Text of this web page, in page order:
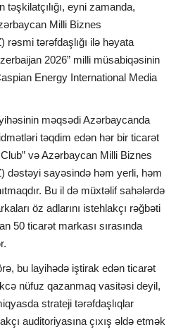
eyni zamanda,
Milli Biznes
rəsmi tərəfdaşlığı ilə həyata
2026” milli müsabiqəsinin
Energy International Media
məqsədi Azərbaycanda
təqdim edən hər bir ticarət
və Azərbaycan Milli Biznes
dəstəyi sayəsində həm yerli, həm
Bu il də müxtəlif sahələrdə
öz adlarını istehlakçı rəğbəti
50 ticarət markası sırasında
bu layihədə iştirak edən ticarət
nüfuz qazanmaq vasitəsi deyil,
strateji tərəfdaşlıqlar
auditoriyasına çıxış əldə etmək